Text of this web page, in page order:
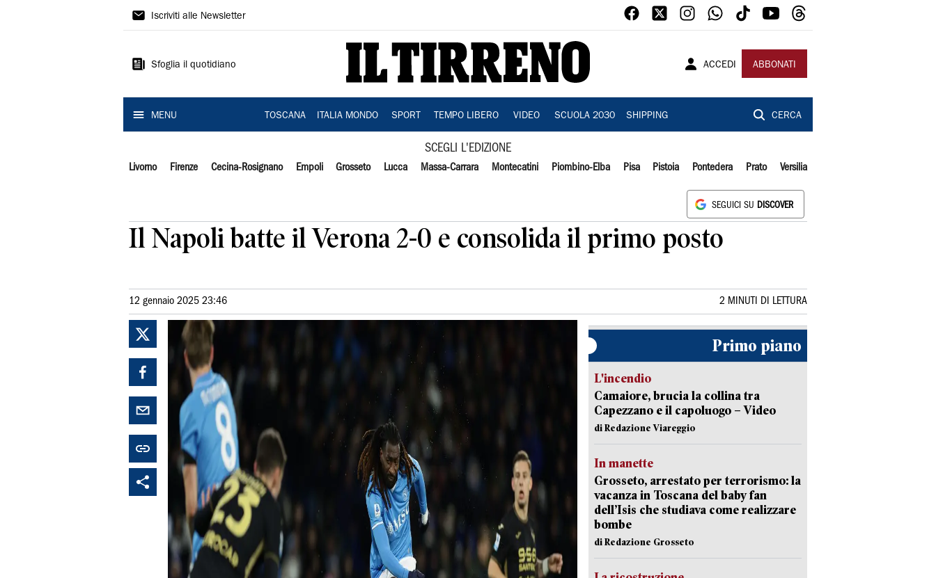
Il
Iscriviti alle Newsletter
Sfoglia il quotidiano ACCEDI ABBONATI
MENU TOSCANA ITALIA MONDO SPORT TEMPO LIBERO VIDEO SCUOLA 2030 SHIPPING CERCA
SCEGLI L'EDIZIONE
Livorno Firenze Cecina-Rosignano Empoli Grosseto Lucca Massa-Carrara Montecatini Piombino-Elba Pisa Pistoia Pontedera Prato Versilia
SEGUICI SU DISCOVER
Il Napoli batte il Verona 2-0 e consolida il primo posto
12 gennaio 2025 23:46 2 MINUTI DI LETTURA
Primo piano
L'incendio
Camaiore, brucia la collina tra
Capezzano e il capoluogo – Video
di Redazione Viareggio
In manette
Grosseto, arrestato per terrorismo: la
vacanza in Toscana del baby fan
dell’Isis che studiava come realizzare
bombe
di Redazione Grosseto